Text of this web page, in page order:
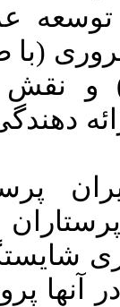
طبقات
دانش
دانش)
یابد.